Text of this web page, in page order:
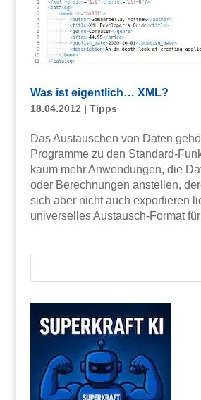
Was ist eigentlich… XML?
18.04.2012 | Tipps
Das Austauschen von Daten
Programme zu den Standard-
kaum mehr Anwendungen, die
oder Berechnungen anstellen,
sich aber nicht auch exportieren
universelles Austausch-Format